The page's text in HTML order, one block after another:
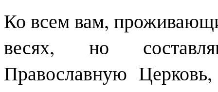
Ко всем вам,
весях, но
Православную